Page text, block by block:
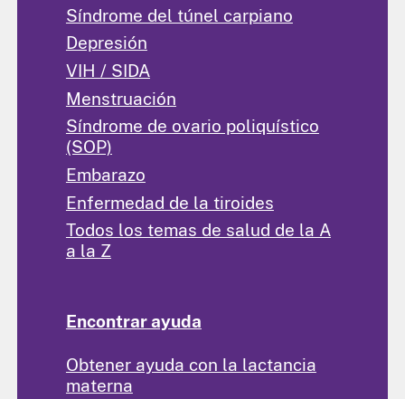
Síndrome del túnel carpiano
Depresión
VIH / SIDA
Menstruación
Síndrome de ovario poliquístico
(SOP)
Embarazo
Enfermedad de la tiroides
Todos los temas de salud de la A
a la Z
Encontrar ayuda
Obtener ayuda con la lactancia
materna